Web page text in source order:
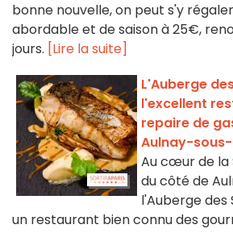
bonne nouvelle, on peut s'y
abordable et de saison à 25€,
jours. [Lire la suite]
L'Auberge
l'excellent
repaire de
Aulnay-
Au cœur de la
du côté de
l'Auberge des
un restaurant bien connu des